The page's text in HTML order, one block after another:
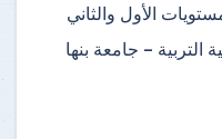
الأول والثاني
التربية – جامعة بنها